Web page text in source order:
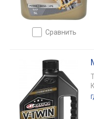
сравнить